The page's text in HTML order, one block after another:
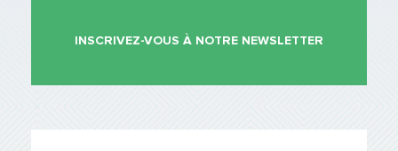
INSCRIVEZ-VOUS À NOTRE NEWSLETTER